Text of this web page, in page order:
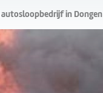
autosloopbedrijf in Dongen